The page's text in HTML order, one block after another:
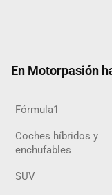
En Motorpasión
Fórmula1
Coches híbridos y
enchufables
SUV